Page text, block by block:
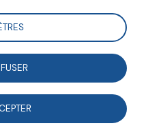
sport et
même par-delà nos
interroge les récentes